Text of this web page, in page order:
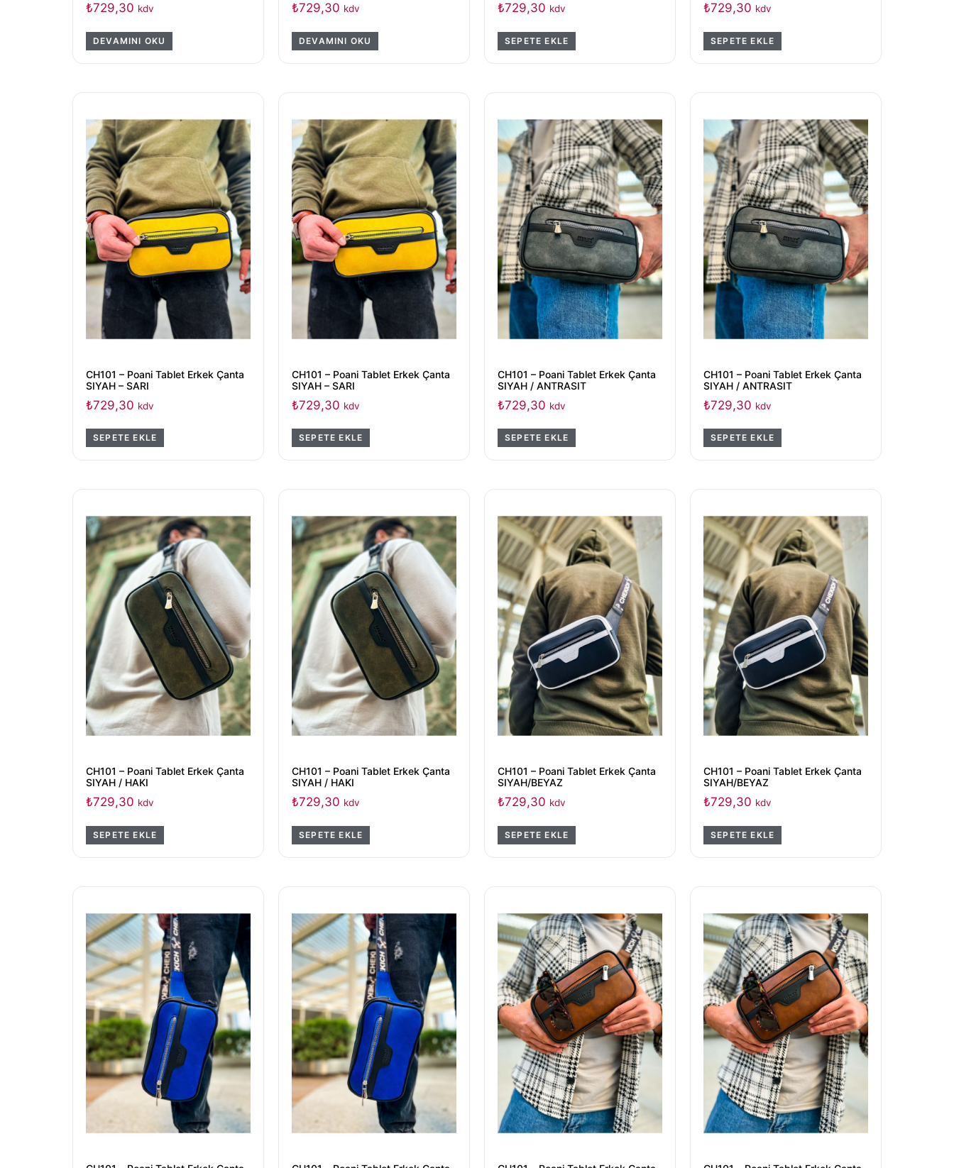
₺729,30 kdv
DEVAMINI OKU
₺729,30 kdv
DEVAMINI OKU
₺729,30 kdv
SEPETE EKLE
₺729,30 kdv
SEPETE EKLE
CH101 – Poani Tablet Erkek Çanta
SIYAH – SARI
₺729,30 kdv
SEPETE EKLE
CH101 – Poani Tablet Erkek Çanta
SIYAH – SARI
₺729,30 kdv
SEPETE EKLE
CH101 – Poani Tablet Erkek Çanta
SIYAH / ANTRASIT
₺729,30 kdv
SEPETE EKLE
CH101 – Poani Tablet Erkek Çanta
SIYAH / ANTRASIT
₺729,30 kdv
SEPETE EKLE
CH101 – Poani Tablet Erkek Çanta
SIYAH / HAKI
₺729,30 kdv
SEPETE EKLE
CH101 – Poani Tablet Erkek Çanta
SIYAH / HAKI
₺729,30 kdv
SEPETE EKLE
CH101 – Poani Tablet Erkek Çanta
SIYAH/BEYAZ
₺729,30 kdv
SEPETE EKLE
CH101 – Poani Tablet Erkek Çanta
SIYAH/BEYAZ
₺729,30 kdv
SEPETE EKLE